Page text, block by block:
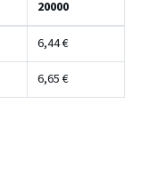
20000
6,44 €
6,65 €